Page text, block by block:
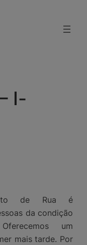
I-
de Rua é
da condição
um
mais tarde. Por